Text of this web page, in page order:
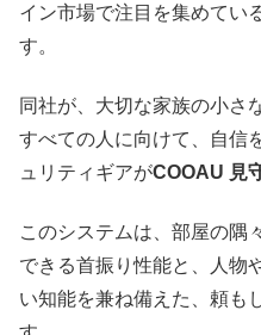
イン市場で注目を集めてい
す。
同社が、大切な家族の小さ
すべての人に向けて、自信
ュリティギアがCOOAU 見
このシステムは、部屋の隅
できる首振り性能と、人物
い知能を兼ね備えた、頼も